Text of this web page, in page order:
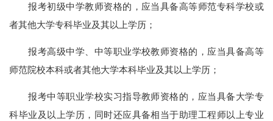
报考初级中学教师资格的，应当具备高等师范专科学校或
者其他大学专科毕业及其以上学历；
报考高级中学、中等职业学校教师资格的，应当具备高等
师范院校本科或者其他大学本科毕业及其以上学历；
报考中等职业学校实习指导教师资格的，应当具备大学专
科毕业及以上学历，同时还应具备相当于助理工程师以上专业